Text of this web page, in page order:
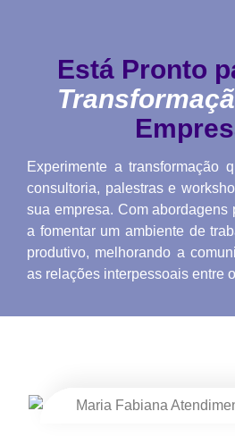
Está Pronto
Experimente a transformação
consultoria, palestras e
sua empresa. Com abordagens
a fomentar um ambiente de
produtivo, melhorando a
as relações interpessoais entre